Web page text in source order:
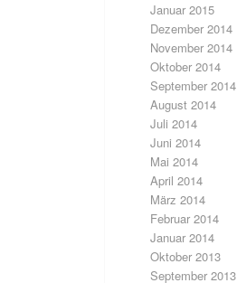
Januar 2015
Dezember 2014
November 2014
Oktober 2014
September 2014
August 2014
Juli 2014
Juni 2014
Mai 2014
April 2014
März 2014
Februar 2014
Januar 2014
Oktober 2013
September 2013